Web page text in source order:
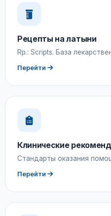
Рецепты на латыни
Rp.: Scripts. База
Перейти
Клинические
Стандарты оказания
Перейти